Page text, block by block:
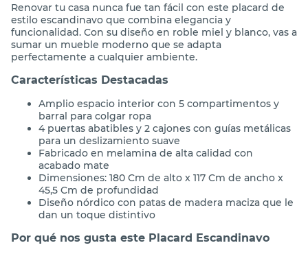
Renovar tu casa nunca fue tan fácil con este placard de
estilo escandinavo que combina elegancia y
funcionalidad. Con su diseño en roble miel y blanco, vas a
sumar un mueble moderno que se adapta
perfectamente a cualquier ambiente.
Características Destacadas
Amplio espacio interior con 5 compartimentos y
barral para colgar ropa
4 puertas abatibles y 2 cajones con guías metálicas
para un deslizamiento suave
Fabricado en melamina de alta calidad con
acabado mate
Dimensiones: 180 Cm de alto x 117 Cm de ancho x
45,5 Cm de profundidad
Diseño nórdico con patas de madera maciza que le
dan un toque distintivo
Por qué nos gusta este Placard Escandinavo